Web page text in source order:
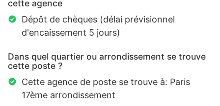
cette agence
Dépôt de chèques (délai prévisionnel
d'encaissement 5 jours)
Dans quel quartier ou arrondissement se trouve
cette poste ?
Cette agence de poste se trouve à: Paris
17ème arrondissement